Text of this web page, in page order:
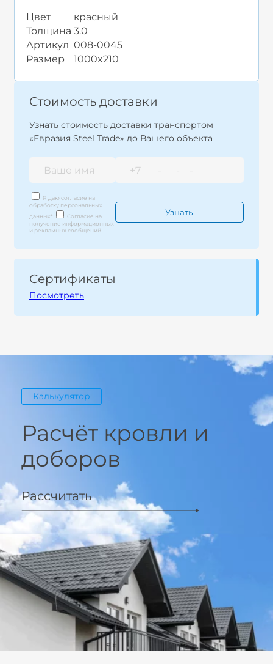
Цвет
красный
Толщина 3.0
Артикул 008-0045
Размер
1000x210
Стоимость доставки
Узнать стоимость доставки транспортом
«Евразия Steel Trade» до Вашего объекта
Я даю согласие на
обработку персональных
данных*
Согласие на
получение информационных
и рекламных сообщений
Сертификаты
Посмотреть
Калькулятор
Расчёт кровли и
доборов
Рассчитать